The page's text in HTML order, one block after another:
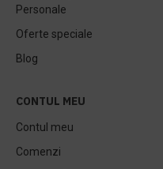
Personale
Oferte speciale
Blog
CONTUL MEU
Contul meu
Comenzi